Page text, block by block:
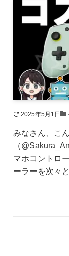
2025年5月1日
みなさん、こ
（
マホコントロ
ーラーを次々